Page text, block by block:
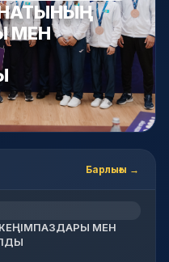
МЕН
Барлығы →
МЕН